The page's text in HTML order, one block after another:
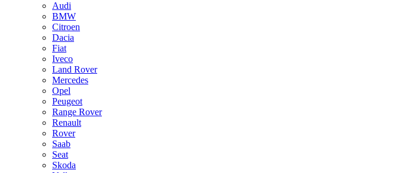
Audi
BMW
Citroen
Dacia
Fiat
Iveco
Land Rover
Mercedes
Opel
Peugeot
Range Rover
Renault
Rover
Saab
Seat
Skoda